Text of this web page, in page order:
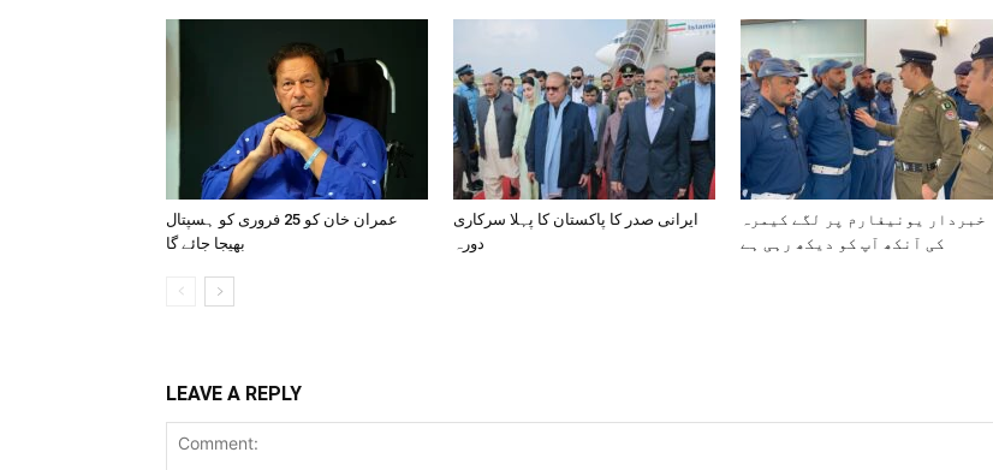
عمران خان کو 25 فروری کو ہسپتال
بھیجا جائے گا
ایرانی صدر کا پاکستان کا پہلا سرکاری
دورہ
خبردار یونیفارم پر لگے کیمرہ
کی آنکھ آپ کو دیکھ رہی ہے
LEAVE A REPLY